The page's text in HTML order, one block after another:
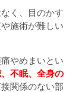
く、目のかす
施術が難しい
やめまいとい
不眠、全身の
関係のない部